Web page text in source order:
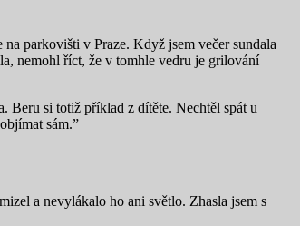
parkovišti v Praze. Když jsem večer sundala
nemohl říct, že v tomhle vedru je grilování
Beru si totiž příklad z dítěte. Nechtěl spát u
sám.”
a nevylákalo ho ani světlo. Zhasla jsem s